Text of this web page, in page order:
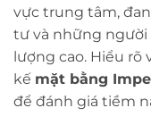
vực trung tâm,
tư và những
lượng cao. Hiểu
kế mặt bằng
để đánh giá tiềm